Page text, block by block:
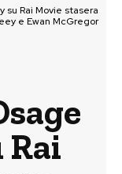
su Rai Movie stasera
e Ewan McGregor